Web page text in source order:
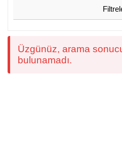
Üzgünüz, arama
bulunamadı.